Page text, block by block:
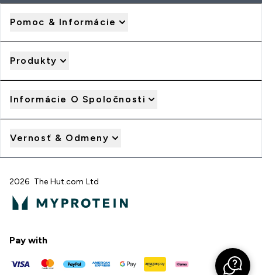
Pomoc & Informácie
Produkty
Informácie O Spoločnosti
Vernosť & Odmeny
2026 The Hut.com Ltd
Pay with